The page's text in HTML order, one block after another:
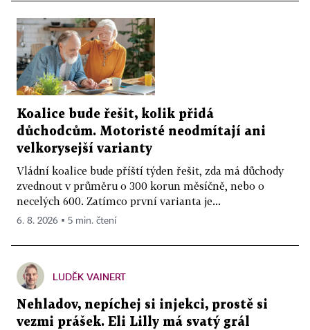
Koalice bude řešit, kolik přidá
důchodcům. Motoristé neodmítají ani
velkorysejší varianty
Vládní koalice bude příští týden řešit, zda má důchody
zvednout v průměru o 300 korun měsíčně, nebo o
necelých 600. Zatímco první varianta je...
6. 8. 2026 ▪ 5 min. čtení
LUDĚK VAINERT
Nehladov, nepíchej si injekci, prostě si
vezmi prášek. Eli Lilly má svatý grál